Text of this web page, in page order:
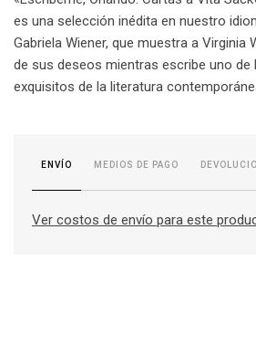
es una selección inédita en nuestro
Gabriela Wiener, que muestra a Virginia
de sus deseos mientras escribe uno de
exquisitos de la literatura
ENVÍO MEDIOS DE PAGO
Ver costos de envío para este